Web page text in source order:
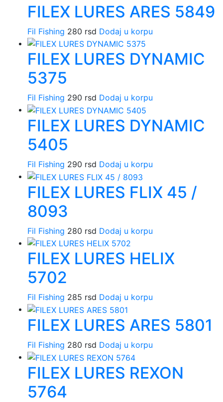
FILEX LURES ARES 5849
Fil Fishing 280 rsd Dodaj u korpu
FILEX LURES DYNAMIC
5375
Fil Fishing 290 rsd Dodaj u korpu
FILEX LURES DYNAMIC
5405
Fil Fishing 290 rsd Dodaj u korpu
FILEX LURES FLIX 45 /
8093
Fil Fishing 280 rsd Dodaj u korpu
FILEX LURES HELIX
5702
Fil Fishing 285 rsd Dodaj u korpu
FILEX LURES ARES 5801
Fil Fishing 280 rsd Dodaj u korpu
FILEX LURES REXON
5764